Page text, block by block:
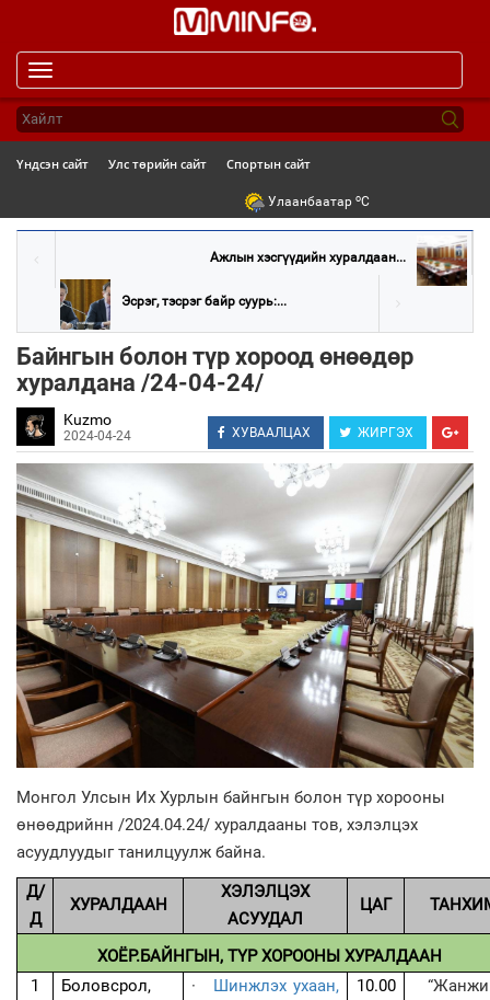
navigation
Үндсэн сайт Улс төрийн сайт Спортын сайт
Улаанбаатар oC
Ажлын хэсгүүдийн хуралдаан...
Эсрэг, тэсрэг байр суурь:...
Байнгын болон түр хороод өнөөдөр
хуралдана /24-04-24/
Kuzmo
2024-04-24 ХУВААЛЦАХ ЖИРГЭХ
Монгол Улсын Их Хурлын байнгын болон түр хорооны
өнөөдрийнн /2024.04.24/ хуралдааны тов, хэлэлцэх
асуудлуудыг танилцуулж байна.
Д/
Д
ХУРАЛДААН
ХЭЛЭЛЦЭХ
АСУУДАЛ
ЦАГ
ХОЁР.БАЙНГЫН, ТҮР ХОРООНЫ ХУРАЛДААН
1
Боловсрол,
·
Шинжлэх ухаан,
10.00